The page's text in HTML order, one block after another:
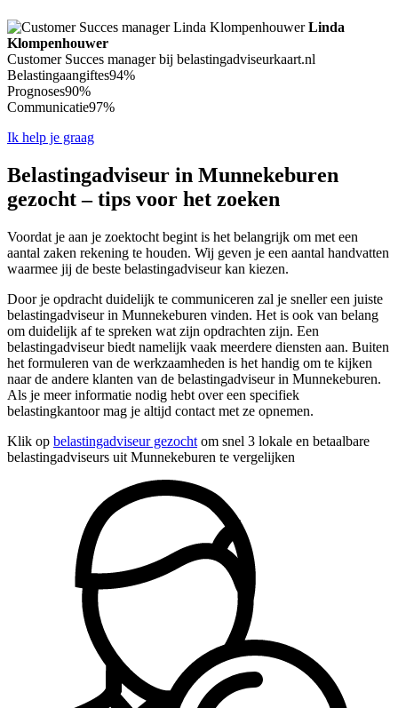
Linda
Klompenhouwer
Customer Succes manager bij belastingadviseurkaart.nl
Belastingaangiftes94%
Prognoses90%
Communicatie97%
Ik help je graag
Belastingadviseur in Munnekeburen
gezocht – tips voor het zoeken
Voordat je aan je zoektocht begint is het belangrijk om met een
aantal zaken rekening te houden. Wij geven je een aantal handvatten
waarmee jij de beste belastingadviseur kan kiezen.
Door je opdracht duidelijk te communiceren zal je sneller een juiste
belastingadviseur in Munnekeburen vinden. Het is ook van belang
om duidelijk af te spreken wat zijn opdrachten zijn. Een
belastingadviseur biedt namelijk vaak meerdere diensten aan. Buiten
het formuleren van de werkzaamheden is het handig om te kijken
naar de andere klanten van de belastingadviseur in Munnekeburen.
Als je meer informatie nodig hebt over een specifiek
belastingkantoor mag je altijd contact met ze opnemen.
Klik op belastingadviseur gezocht om snel 3 lokale en betaalbare
belastingadviseurs uit Munnekeburen te vergelijken